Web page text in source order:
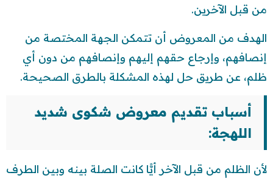
من قبل الآخرين.
الهدف من المعروض أن تتمكن الجهة المختصة من
إنصافهم، وإرجاع حقهم إليهم وإنصافهم من دون أي
ظلم، عن طريق حل لهذه المشكلة بالطرق الصحيحة.
أسباب تقديم معروض شكوى شديد
اللهجة:
لأن الظلم من قبل الآخر أيًّا كانت الصلة بينه وبين الطرف